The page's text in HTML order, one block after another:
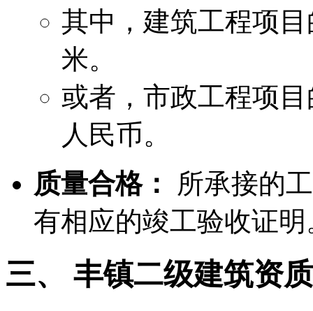
其中，建筑工程项
米。
或者，市政工程项
人民币。
质量合格：
所承接的
有相应的竣工验收证明
三、 丰镇二级建筑资